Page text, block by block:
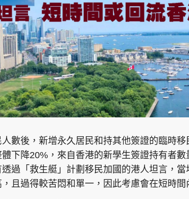
緣
鬼
東Touch PCM 電腦廣場 星島頭條 星島
頭條搵工 EDUPLUS
數後，新增永久居民和持其他簽證的臨時移
下降20%，來自香港的新學生簽證持有者數
過「救生艇」計劃移民加國的港人坦言，
且過得較苦悶和單一，因此考慮會在短時間